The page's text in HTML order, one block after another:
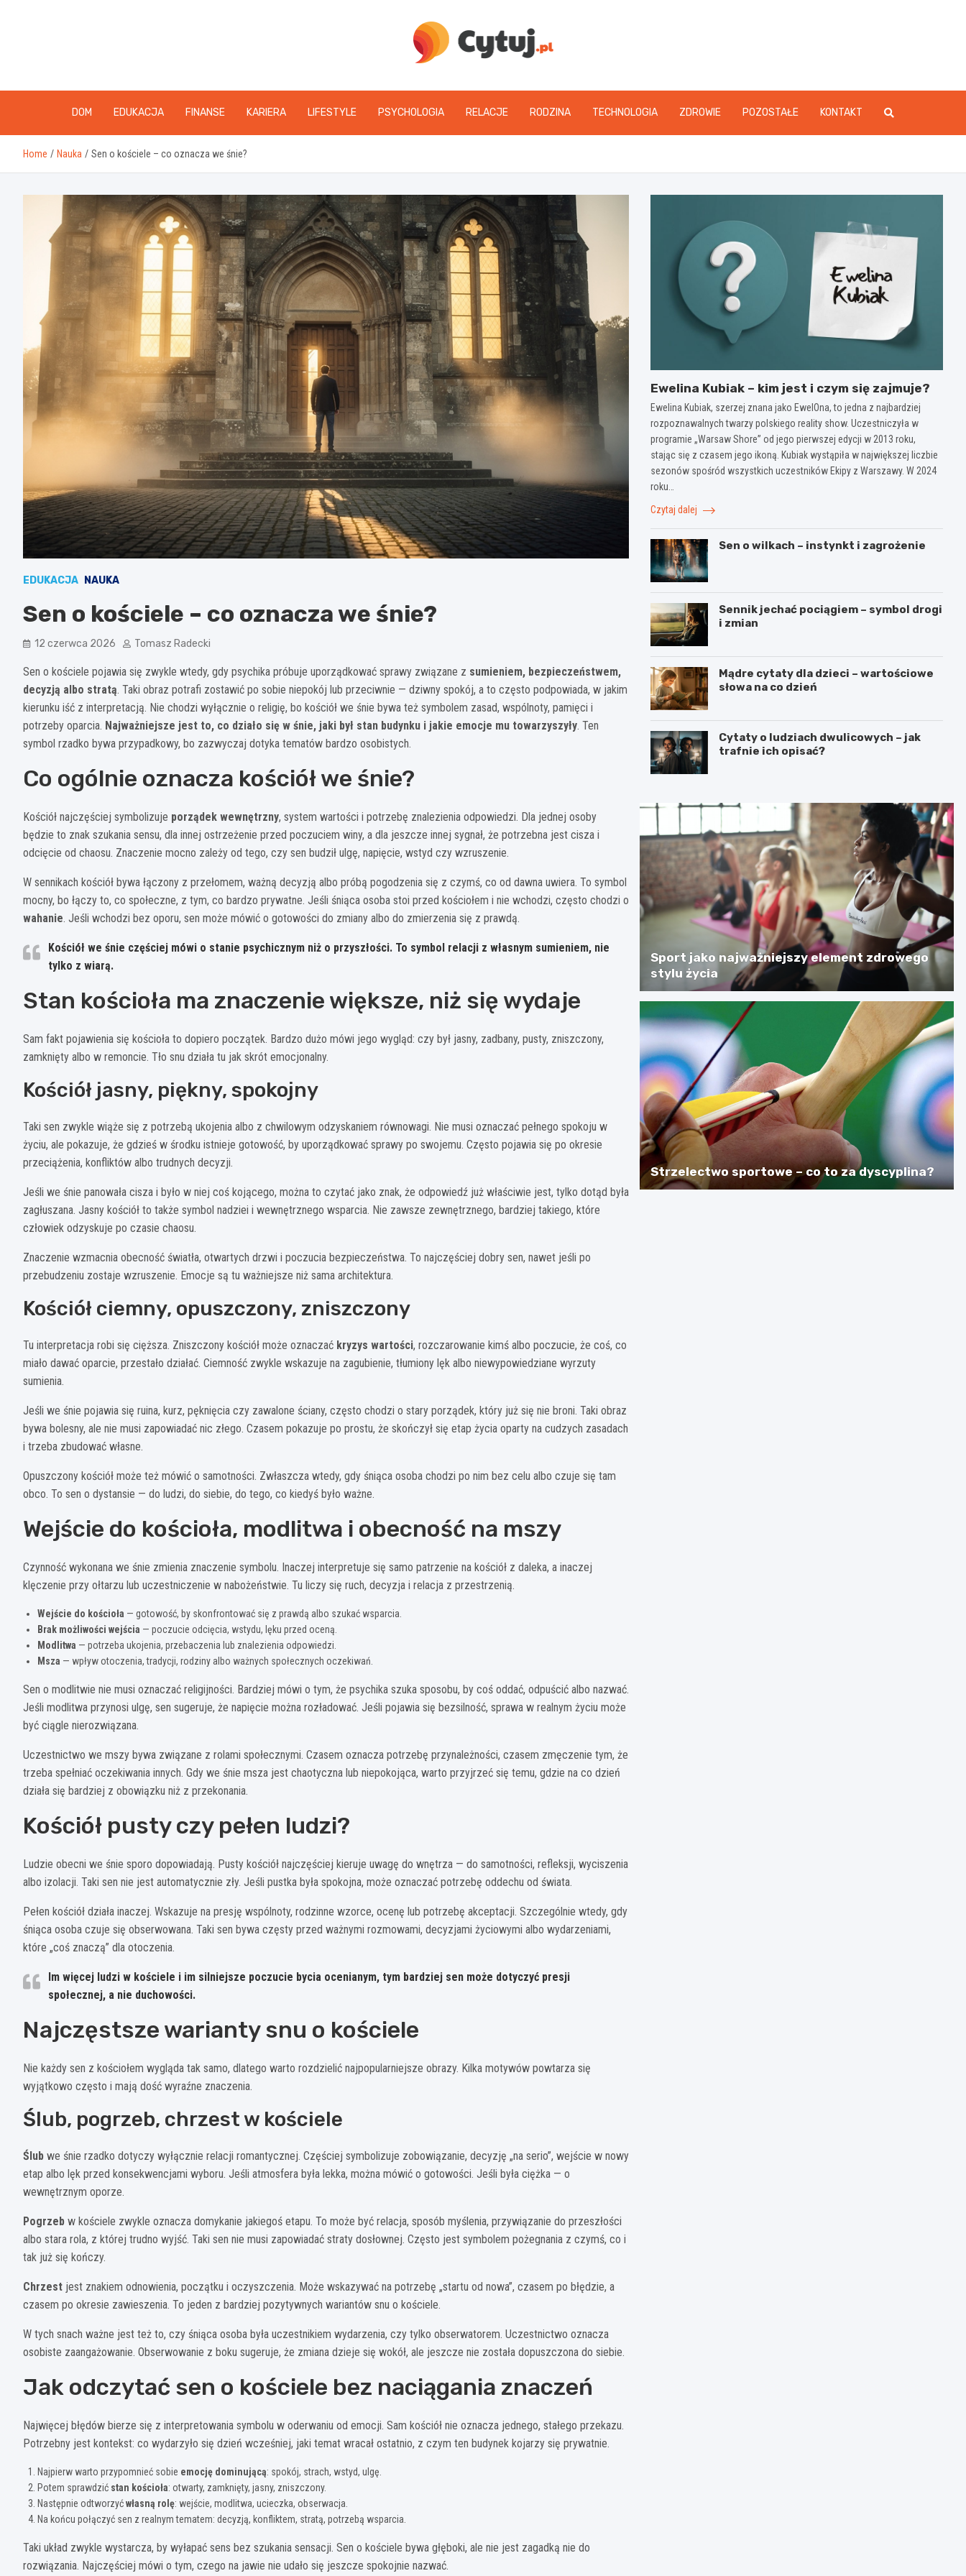
www.cytuj.pl
DOM EDUKACJA FINANSE KARIERA LIFESTYLE PSYCHOLOGIA RELACJE RODZINA TECHNOLOGIA ZDROWIE POZOSTAŁE KONTAKT
Home Nauka Sen o kościele – co oznacza we śnie?
EDUKACJA NAUKA
Sen o kościele – co oznacza we śnie?
12 czerwca 2026 Tomasz Radecki
Sen o kościele pojawia się zwykle wtedy, gdy psychika próbuje uporządkować sprawy związane z sumieniem, bezpieczeństwem,
decyzją albo stratą. Taki obraz potrafi zostawić po sobie niepokój lub przeciwnie — dziwny spokój, a to często podpowiada, w jakim
kierunku iść z interpretacją. Nie chodzi wyłącznie o religię, bo kościół we śnie bywa też symbolem zasad, wspólnoty, pamięci i
potrzeby oparcia. Najważniejsze jest to, co działo się w śnie, jaki był stan budynku i jakie emocje mu towarzyszyły. Ten
symbol rzadko bywa przypadkowy, bo zazwyczaj dotyka tematów bardzo osobistych.
Co ogólnie oznacza kościół we śnie?
Kościół najczęściej symbolizuje porządek wewnętrzny, system wartości i potrzebę znalezienia odpowiedzi. Dla jednej osoby
będzie to znak szukania sensu, dla innej ostrzeżenie przed poczuciem winy, a dla jeszcze innej sygnał, że potrzebna jest cisza i
odcięcie od chaosu. Znaczenie mocno zależy od tego, czy sen budził ulgę, napięcie, wstyd czy wzruszenie.
W sennikach kościół bywa łączony z przełomem, ważną decyzją albo próbą pogodzenia się z czymś, co od dawna uwiera. To symbol
mocny, bo łączy to, co społeczne, z tym, co bardzo prywatne. Jeśli śniąca osoba stoi przed kościołem i nie wchodzi, często chodzi o
wahanie. Jeśli wchodzi bez oporu, sen może mówić o gotowości do zmiany albo do zmierzenia się z prawdą.
Kościół we śnie częściej mówi o stanie psychicznym niż o przyszłości. To symbol relacji z własnym sumieniem, nie
tylko z wiarą.
Stan kościoła ma znaczenie większe, niż się wydaje
Sam fakt pojawienia się kościoła to dopiero początek. Bardzo dużo mówi jego wygląd: czy był jasny, zadbany, pusty, zniszczony,
zamknięty albo w remoncie. Tło snu działa tu jak skrót emocjonalny.
Kościół jasny, piękny, spokojny
Taki sen zwykle wiąże się z potrzebą ukojenia albo z chwilowym odzyskaniem równowagi. Nie musi oznaczać pełnego spokoju w
życiu, ale pokazuje, że gdzieś w środku istnieje gotowość, by uporządkować sprawy po swojemu. Często pojawia się po okresie
przeciążenia, konfliktów albo trudnych decyzji.
Jeśli we śnie panowała cisza i było w niej coś kojącego, można to czytać jako znak, że odpowiedź już właściwie jest, tylko dotąd była
zagłuszana. Jasny kościół to także symbol nadziei i wewnętrznego wsparcia. Nie zawsze zewnętrznego, bardziej takiego, które
człowiek odzyskuje po czasie chaosu.
Znaczenie wzmacnia obecność światła, otwartych drzwi i poczucia bezpieczeństwa. To najczęściej dobry sen, nawet jeśli po
przebudzeniu zostaje wzruszenie. Emocje są tu ważniejsze niż sama architektura.
Kościół ciemny, opuszczony, zniszczony
Tu interpretacja robi się cięższa. Zniszczony kościół może oznaczać kryzys wartości, rozczarowanie kimś albo poczucie, że coś, co
miało dawać oparcie, przestało działać. Ciemność zwykle wskazuje na zagubienie, tłumiony lęk albo niewypowiedziane wyrzuty
sumienia.
Jeśli we śnie pojawia się ruina, kurz, pęknięcia czy zawalone ściany, często chodzi o stary porządek, który już się nie broni. Taki obraz
bywa bolesny, ale nie musi zapowiadać nic złego. Czasem pokazuje po prostu, że skończył się etap życia oparty na cudzych zasadach
i trzeba zbudować własne.
Opuszczony kościół może też mówić o samotności. Zwłaszcza wtedy, gdy śniąca osoba chodzi po nim bez celu albo czuje się tam
obco. To sen o dystansie — do ludzi, do siebie, do tego, co kiedyś było ważne.
Wejście do kościoła, modlitwa i obecność na mszy
Czynność wykonana we śnie zmienia znaczenie symbolu. Inaczej interpretuje się samo patrzenie na kościół z daleka, a inaczej
klęczenie przy ołtarzu lub uczestniczenie w nabożeństwie. Tu liczy się ruch, decyzja i relacja z przestrzenią.
Wejście do kościoła — gotowość, by skonfrontować się z prawdą albo szukać wsparcia.
Brak możliwości wejścia — poczucie odcięcia, wstydu, lęku przed oceną.
Modlitwa — potrzeba ukojenia, przebaczenia lub znalezienia odpowiedzi.
Msza — wpływ otoczenia, tradycji, rodziny albo ważnych społecznych oczekiwań.
Sen o modlitwie nie musi oznaczać religijności. Bardziej mówi o tym, że psychika szuka sposobu, by coś oddać, odpuścić albo nazwać.
Jeśli modlitwa przynosi ulgę, sen sugeruje, że napięcie można rozładować. Jeśli pojawia się bezsilność, sprawa w realnym życiu może
być ciągle nierozwiązana.
Uczestnictwo we mszy bywa związane z rolami społecznymi. Czasem oznacza potrzebę przynależności, czasem zmęczenie tym, że
trzeba spełniać oczekiwania innych. Gdy we śnie msza jest chaotyczna lub niepokojąca, warto przyjrzeć się temu, gdzie na co dzień
działa się bardziej z obowiązku niż z przekonania.
Kościół pusty czy pełen ludzi?
Ludzie obecni we śnie sporo dopowiadają. Pusty kościół najczęściej kieruje uwagę do wnętrza — do samotności, refleksji, wyciszenia
albo izolacji. Taki sen nie jest automatycznie zły. Jeśli pustka była spokojna, może oznaczać potrzebę oddechu od świata.
Pełen kościół działa inaczej. Wskazuje na presję wspólnoty, rodzinne wzorce, ocenę lub potrzebę akceptacji. Szczególnie wtedy, gdy
śniąca osoba czuje się obserwowana. Taki sen bywa częsty przed ważnymi rozmowami, decyzjami życiowymi albo wydarzeniami,
które „coś znaczą” dla otoczenia.
Im więcej ludzi w kościele i im silniejsze poczucie bycia ocenianym, tym bardziej sen może dotyczyć presji
społecznej, a nie duchowości.
Najczęstsze warianty snu o kościele
Nie każdy sen z kościołem wygląda tak samo, dlatego warto rozdzielić najpopularniejsze obrazy. Kilka motywów powtarza się
wyjątkowo często i mają dość wyraźne znaczenia.
Ślub, pogrzeb, chrzest w kościele
Ślub we śnie rzadko dotyczy wyłącznie relacji romantycznej. Częściej symbolizuje zobowiązanie, decyzję „na serio”, wejście w nowy
etap albo lęk przed konsekwencjami wyboru. Jeśli atmosfera była lekka, można mówić o gotowości. Jeśli była ciężka — o
wewnętrznym oporze.
Pogrzeb w kościele zwykle oznacza domykanie jakiegoś etapu. To może być relacja, sposób myślenia, przywiązanie do przeszłości
albo stara rola, z której trudno wyjść. Taki sen nie musi zapowiadać straty dosłownej. Często jest symbolem pożegnania z czymś, co i
tak już się kończy.
Chrzest jest znakiem odnowienia, początku i oczyszczenia. Może wskazywać na potrzebę „startu od nowa”, czasem po błędzie, a
czasem po okresie zawieszenia. To jeden z bardziej pozytywnych wariantów snu o kościele.
W tych snach ważne jest też to, czy śniąca osoba była uczestnikiem wydarzenia, czy tylko obserwatorem. Uczestnictwo oznacza
osobiste zaangażowanie. Obserwowanie z boku sugeruje, że zmiana dzieje się wokół, ale jeszcze nie została dopuszczona do siebie.
Jak odczytać sen o kościele bez naciągania znaczeń
Najwięcej błędów bierze się z interpretowania symbolu w oderwaniu od emocji. Sam kościół nie oznacza jednego, stałego przekazu.
Potrzebny jest kontekst: co wydarzyło się dzień wcześniej, jaki temat wracał ostatnio, z czym ten budynek kojarzy się prywatnie.
Najpierw warto przypomnieć sobie emocję dominującą: spokój, strach, wstyd, ulgę.
Potem sprawdzić stan kościoła: otwarty, zamknięty, jasny, zniszczony.
Następnie odtworzyćwłasną rolę: wejście, modlitwa, ucieczka, obserwacja.
Na końcu połączyć sen z realnym tematem: decyzją, konfliktem, stratą, potrzebą wsparcia.
Taki układ zwykle wystarcza, by wyłapać sens bez szukania sensacji. Sen o kościele bywa głęboki, ale nie jest zagadką nie do
rozwiązania. Najczęściej mówi o tym, czego na jawie nie udało się jeszcze spokojnie nazwać.
Ewelina Kubiak – kim jest i czym się zajmuje?
Ewelina Kubiak, szerzej znana jako EwelOna, to jedna z najbardziej
rozpoznawalnych twarzy polskiego reality show. Uczestniczyła w
programie „Warsaw Shore” od jego pierwszej edycji w 2013 roku,
stając się z czasem jego ikoną. Kubiak wystąpiła w największej liczbie
sezonów spośród wszystkich uczestników Ekipy z Warszawy. W 2024
roku…
Czytaj dalej
Sen o wilkach – instynkt i zagrożenie
Sennik jechać pociągiem – symbol drogi
i zmian
Mądre cytaty dla dzieci – wartościowe
słowa na co dzień
Cytaty o ludziach dwulicowych – jak
trafnie ich opisać?
Sport jako najważniejszy element zdrowego
stylu życia
Strzelectwo sportowe – co to za dyscyplina?